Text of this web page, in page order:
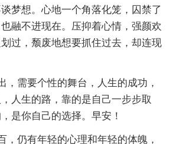
梦想。心地一个角落化笼，囚禁了
融不进现在。压抑着心情，强颜欢
过，颓废地想要抓住过去，却连现
，需要个性的舞台，人生的成功，
人生的路，靠的是自己一步步取
是你自己的选择。早安！
，仍有年轻的心理和年轻的体魄，